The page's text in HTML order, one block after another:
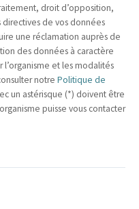
droit d’opposition,
de vos données
une réclamation auprès de
des données à caractère
et les modalités
notre Politique de
un astérisque (*) doivent être
puisse vous contacter